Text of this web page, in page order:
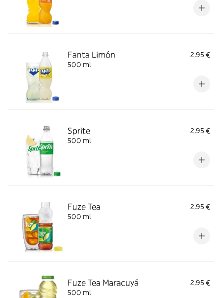
Fanta Limón
2,95 €
500 ml
Sprite
2,95 €
500 ml
Fuze Tea
2,95 €
500 ml
Fuze Tea Maracuyá
2,95 €
500 ml